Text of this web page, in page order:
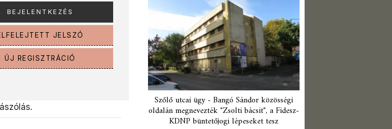
JELSZÓ
ÚJ REGISZTRÁCIÓ
Szőlő utcai ügy - Bangó Sándor közösségi
oldalán megnevezték "Zsolti bácsit", a Fidesz-
KDNP büntetőjogi lépeseket tesz